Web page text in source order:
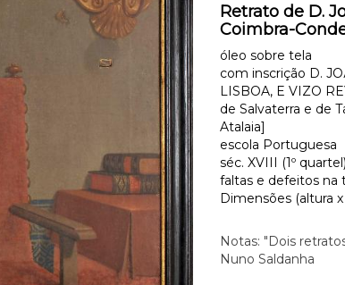
Retrato de D.
Coimbra-
óleo sobre tela
com inscrição D.
LISBOA, E VIZO
de Salvaterra e de
Atalaia]
escola Portuguesa
séc. XVIII (1º quartel)
faltas e defeitos na
Dimensões (altura
Notas: "Dois
Nuno Saldanha